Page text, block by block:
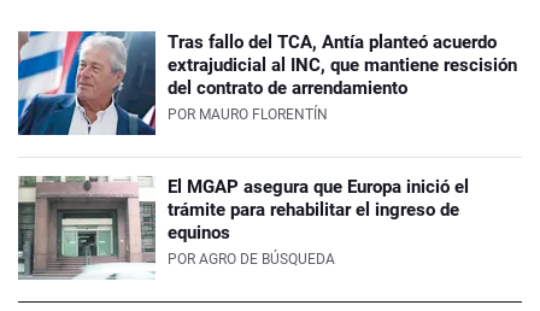
Tras fallo del TCA, Antía planteó acuerdo
extrajudicial al INC, que mantiene rescisión
del contrato de arrendamiento
POR MAURO FLORENTÍN
El MGAP asegura que Europa inició el
trámite para rehabilitar el ingreso de
equinos
POR AGRO DE BÚSQUEDA